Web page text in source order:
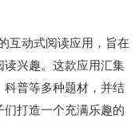
互动式阅读应用，旨在
兴趣。这款应用汇集
科普等多种题材，并结
打造一个充满乐趣的